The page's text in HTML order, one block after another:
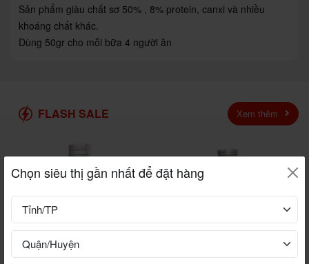
Sản phẩm giàu chất sơ 50% , 8% protein, canxi và nhiều
khoáng chất khác.
Dùng 50gr cho mỗi bữa 4 người ăn
FLASH SALE Xem thêm
Chọn siêu thị gần nhất để đặt hàng